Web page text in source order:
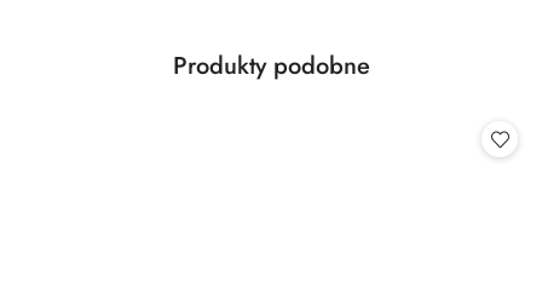
Pomiń karuzelę produktów
Produkty
Produkty podobne